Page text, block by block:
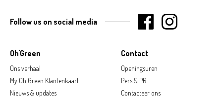
Oh'Green
Ons verhaal
My Oh'Green Klantenkaart
Nieuws & updates
Contact
Openingsuren
Pers & PR
Contacteer ons
Follow us on social media